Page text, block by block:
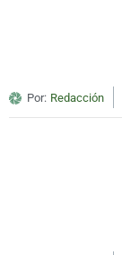
Por: Redacción